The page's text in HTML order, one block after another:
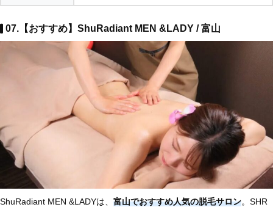
07.【おすすめ】ShuRadiant MEN &LADY / 富山
ShuRadiant MEN &LADYは、 富山でおすすめ人気の脱毛サロン。SHR